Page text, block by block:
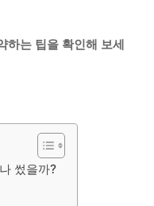
하는 팁을 확인해 보세
썼을까?